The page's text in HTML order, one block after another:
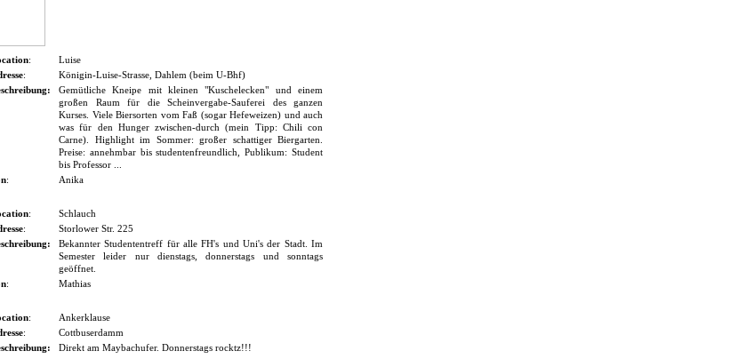
:
Luise
:
Königin-Luise-Strasse, Dahlem (beim U-Bhf)
Gemütliche Kneipe mit kleinen "Kuschelecken" und einem
großen Raum für die Scheinvergabe-Sauferei des ganzen
Kurses. Viele Biersorten vom Faß (sogar Hefeweizen) und auch
was für den Hunger zwischen-durch (mein Tipp: Chili con
Carne). Highlight im Sommer: großer schattiger Biergarten.
Preise: annehmbar bis studentenfreundlich, Publikum: Student
bis Professor ...
: Anika
:
Schlauch
:
Storlower Str. 225
Bekannter Studententreff für alle FH's und Uni's der Stadt. Im
Semester leider nur dienstags, donnerstags und sonntags
geöffnet.
: Mathias
:
Ankerklause
:
Cottbuserdamm
Direkt am Maybachufer. Donnerstags rocktz!!!